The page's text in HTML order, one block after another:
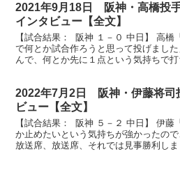
2021年9月18日 阪神・高橋
インタビュー【全文】
【試合結果： 阪神 １－０ 中日】 高橋
で何とか試合作ろうと思って投げまし
んで、何とか先に１点という気持ちで
2022年7月2日 阪神・伊藤将
ビュー【全文】
【試合結果： 阪神 ５－２ 中日】 伊藤
か止めたいという気持ちが強かったの
放送席、放送席、それでは見事勝利し